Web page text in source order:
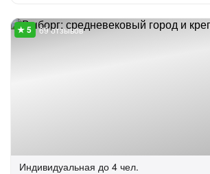
69 отзывов
Индивидуальная до 4 чел.